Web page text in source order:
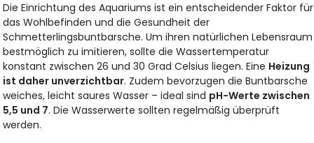
Die Einrichtung des Aquariums ist ein entscheidender Faktor für
das Wohlbefinden und die Gesundheit der
Schmetterlingsbuntbarsche. Um ihren natürlichen Lebensraum
bestmöglich zu imitieren, sollte die Wassertemperatur
konstant zwischen 26 und 30 Grad Celsius liegen. Eine Heizung
ist daher unverzichtbar. Zudem bevorzugen die Buntbarsche
weiches, leicht saures Wasser – ideal sind pH-Werte zwischen
5,5 und 7. Die Wasserwerte sollten regelmäßig überprüft
werden.